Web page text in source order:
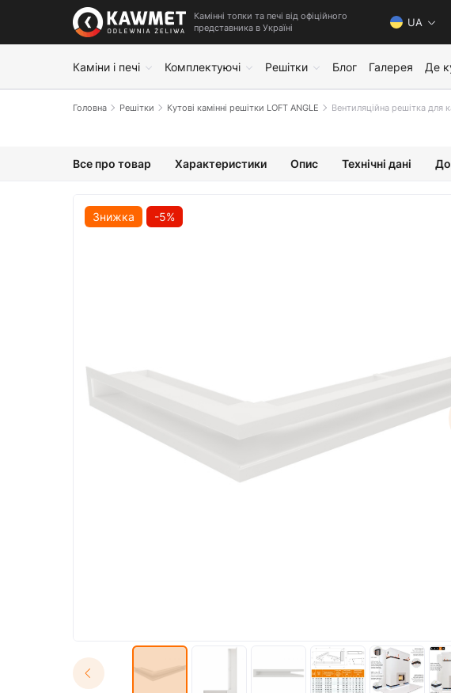
Камінні топки та печі від офіційного
представника в Україні
UA
Каміни і печі Комплектуючі Решітки Блог Галерея Де
Головна Решітки Кутові камінні решітки LOFT ANGLE Вентиляційна решітка для
Все про товар Характеристики Опис Технічні дані
Знижка -5%